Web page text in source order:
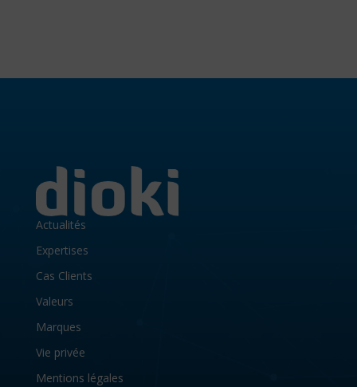
Actualités
Expertises
Cas Clients
Valeurs
Marques
Vie privée
Mentions légales